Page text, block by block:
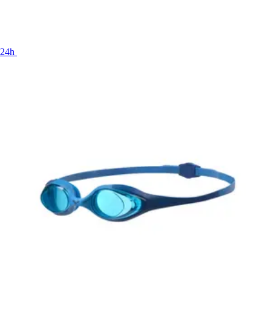
24h